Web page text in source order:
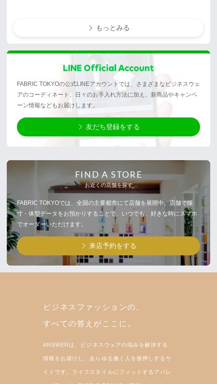
もっとみる
FABRIC TOKYOの公式LINEアカウントでは、さまざまなビジネスウェ
アのコーディネート、日々のお手入れ方法に加え、新商品やキャンペ
ーン情報などもお届けします。
友だち登録をする
FIND A STORE
お近くの店舗を探す
FABRIC TOKYOでは、全国の主要都市にて店舗を展開中。店舗で採
寸・体型データをお預かりすることで、いつでも、好きな時にスマホ
でオーダーいただけます。
来店予約をする
ビジネスファッションの、
すべての答えがここに。
ANSWERは、ビジネスウェアの悩みを解決する
情報をお届けし、あらゆる働く人を後押しするサ
イトです。ライフスタイルにフィットするアパレ